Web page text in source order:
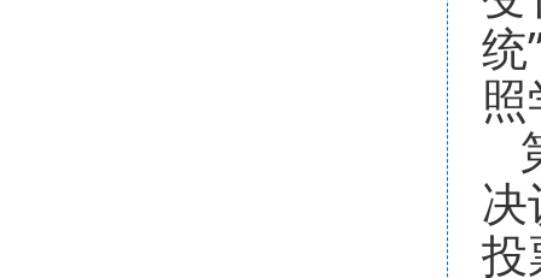
统
投